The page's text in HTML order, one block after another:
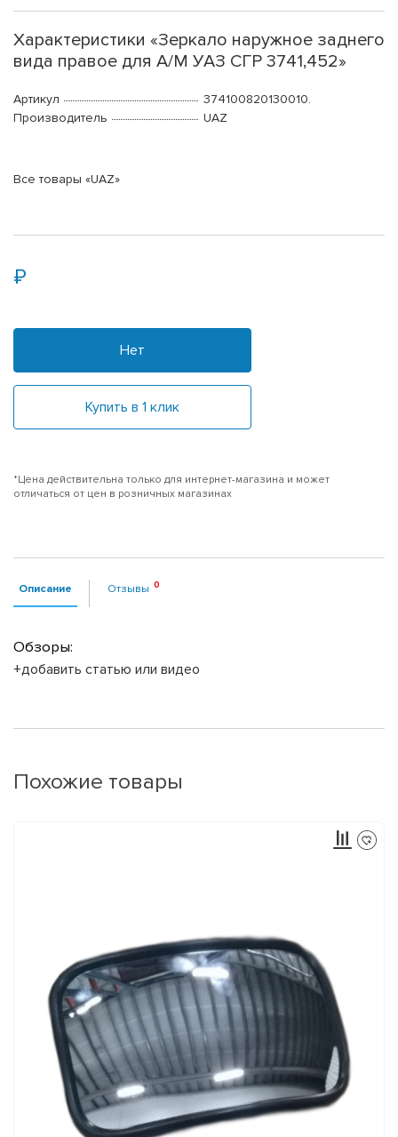
Характеристики «Зеркало наружное заднего
вида правое для А/М УАЗ СГР 3741,452»
Артикул
374100820130010.
Производитель
UAZ
Все товары «UAZ»
Нет
Купить в 1 клик
*Цена действительна только для интернет-магазина и может
отличаться от цен в розничных магазинах
Описание Отзывы
Обзоры:
+добавить статью или видео
Похожие товары